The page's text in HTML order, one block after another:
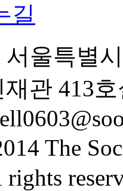
길
서울특별
관 413
The